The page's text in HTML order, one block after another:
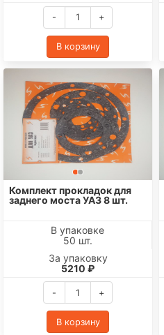
- +
В корзину
Комплект прокладок для
заднего моста УАЗ 8 шт.
В упаковке
50 шт.
За упаковку
5210 ₽
- +
В корзину